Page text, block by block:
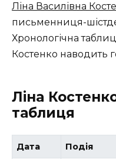
Ліна Василівна
письменниця-
Хронологічна
Костенко наводить
Ліна
таблиця
Дата Подія